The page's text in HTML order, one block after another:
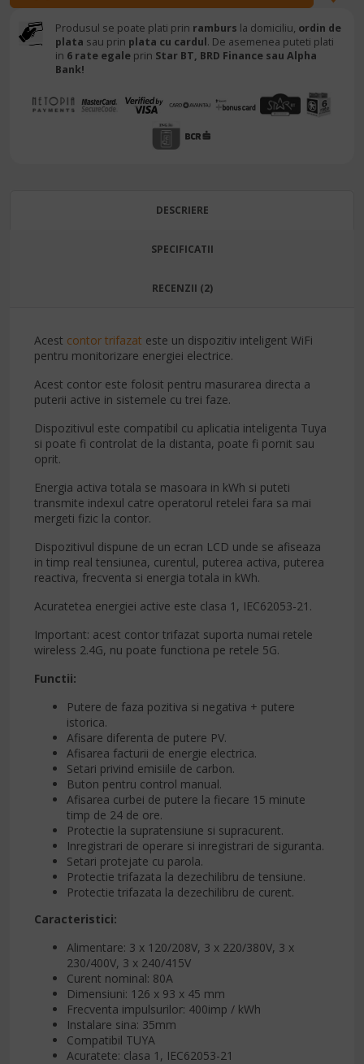
Produsul se poate plati prin ramburs la domiciliu, ordin de
plata sau prin plata cu cardul. De asemenea puteti plati
in 6 rate egale prin Star BT, BRD Finance sau Alpha
Bank!
DESCRIERE
SPECIFICATII
RECENZII (2)
Acest contor trifazat este un dispozitiv inteligent WiFi
pentru monitorizare energiei electrice.
Acest contor este folosit pentru masurarea directa a
puterii active in sistemele cu trei faze.
Dispozitivul este compatibil cu aplicatia inteligenta Tuya
si poate fi controlat de la distanta, poate fi pornit sau
oprit.
Energia activa totala se masoara in kWh si puteti
transmite indexul catre operatorul retelei fara sa mai
mergeti fizic la contor.
Dispozitivul dispune de un ecran LCD unde se afiseaza
in timp real tensiunea, curentul, puterea activa, puterea
reactiva, frecventa si energia totala in kWh.
Acuratetea energiei active este clasa 1, IEC62053-21.
Important: acest contor trifazat suporta numai retele
wireless 2.4G, nu poate functiona pe retele 5G.
Functii:
Putere de faza pozitiva si negativa + putere
istorica.
Afisare diferenta de putere PV.
Afisarea facturii de energie electrica.
Setari privind emisiile de carbon.
Buton pentru control manual.
Afisarea curbei de putere la fiecare 15 minute
timp de 24 de ore.
Protectie la supratensiune si supracurent.
Inregistrari de operare si inregistrari de siguranta.
Setari protejate cu parola.
Protectie trifazata la dezechilibru de tensiune.
Protectie trifazata la dezechilibru de curent.
Caracteristici:
Alimentare: 3 x 120/208V, 3 x 220/380V, 3 x
230/400V, 3 x 240/415V
Curent nominal: 80A
Dimensiuni: 126 x 93 x 45 mm
Frecventa impulsurilor: 400imp / kWh
Instalare sina: 35mm
Compatibil TUYA
Acuratete: clasa 1, IEC62053-21